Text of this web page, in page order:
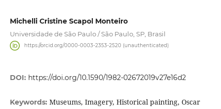
Michelli Cristine Scapol Monteiro
Universidade de São Paulo / São Paulo, SP, Brasil
https://orcid.org/0000-0003-2353-2520 (unauthenticated)
DOI: https://doi.org/10.1590/1982-02672019v27e16d2
Keywords: Museums, Imagery, Historical painting, Oscar